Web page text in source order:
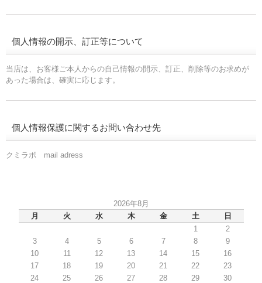
個人情報の開示、訂正等について
当店は、お客様ご本人からの自己情報の開示、訂正、削除等のお求めが
あった場合は、確実に応じます。
個人情報保護に関するお問い合わせ先
クミラボ mail adress
2026年8月
月
火 水 木 金 土
日
1
2
3
4 5 6 7 8
9
10
11 12 13 14 15
16
17
18 19 20 21 22
23
24
25 26 27 28 29
30